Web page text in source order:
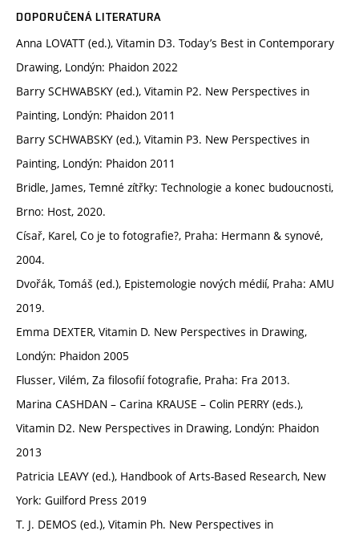
DOPORUČENÁ LITERATURA
Anna LOVATT (ed.), Vitamin D3. Today’s Best in Contemporary
Drawing, Londýn: Phaidon 2022
Barry SCHWABSKY (ed.), Vitamin P2. New Perspectives in
Painting, Londýn: Phaidon 2011
Barry SCHWABSKY (ed.), Vitamin P3. New Perspectives in
Painting, Londýn: Phaidon 2011
Bridle, James, Temné zítřky: Technologie a konec budoucnosti,
Brno: Host, 2020.
Císař, Karel, Co je to fotografie?, Praha: Hermann & synové,
2004.
Dvořák, Tomáš (ed.), Epistemologie nových médií, Praha: AMU
2019.
Emma DEXTER, Vitamin D. New Perspectives in Drawing,
Londýn: Phaidon 2005
Flusser, Vilém, Za filosofií fotografie, Praha: Fra 2013.
Marina CASHDAN – Carina KRAUSE – Colin PERRY (eds.),
Vitamin D2. New Perspectives in Drawing, Londýn: Phaidon
2013
Patricia LEAVY (ed.), Handbook of Arts-Based Research, New
York: Guilford Press 2019
T. J. DEMOS (ed.), Vitamin Ph. New Perspectives in